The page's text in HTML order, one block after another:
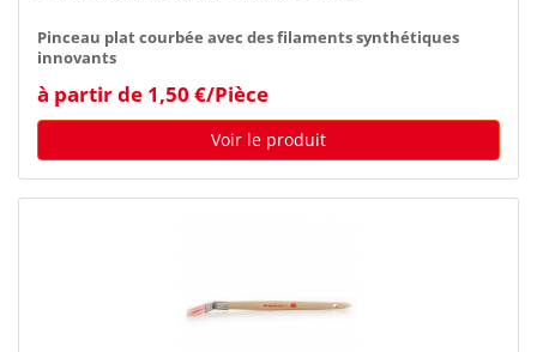
Pinceau plat courbée avec des filaments synthétiques
innovants
à partir de 1,50 €/Pièce
Voir le produit